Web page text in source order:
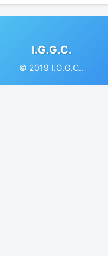
I.G.G.C.
© 2019 I.G.G.C..